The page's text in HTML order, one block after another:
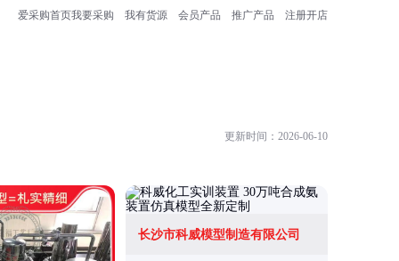
爱采购首页我要采购 我有货源 会员产品 推广产品 注册开店
更新时间：2026-06-10
长沙市科威模型制造有限公司